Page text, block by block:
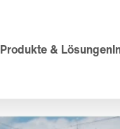
Produkte & Lösungen